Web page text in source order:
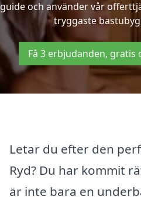
guide och använder vår
tryggaste
Få 3 erbjudanden,
Letar du efter den
Ryd? Du har kommit
är inte bara en